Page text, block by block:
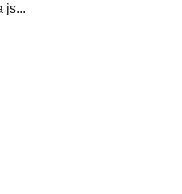
js...